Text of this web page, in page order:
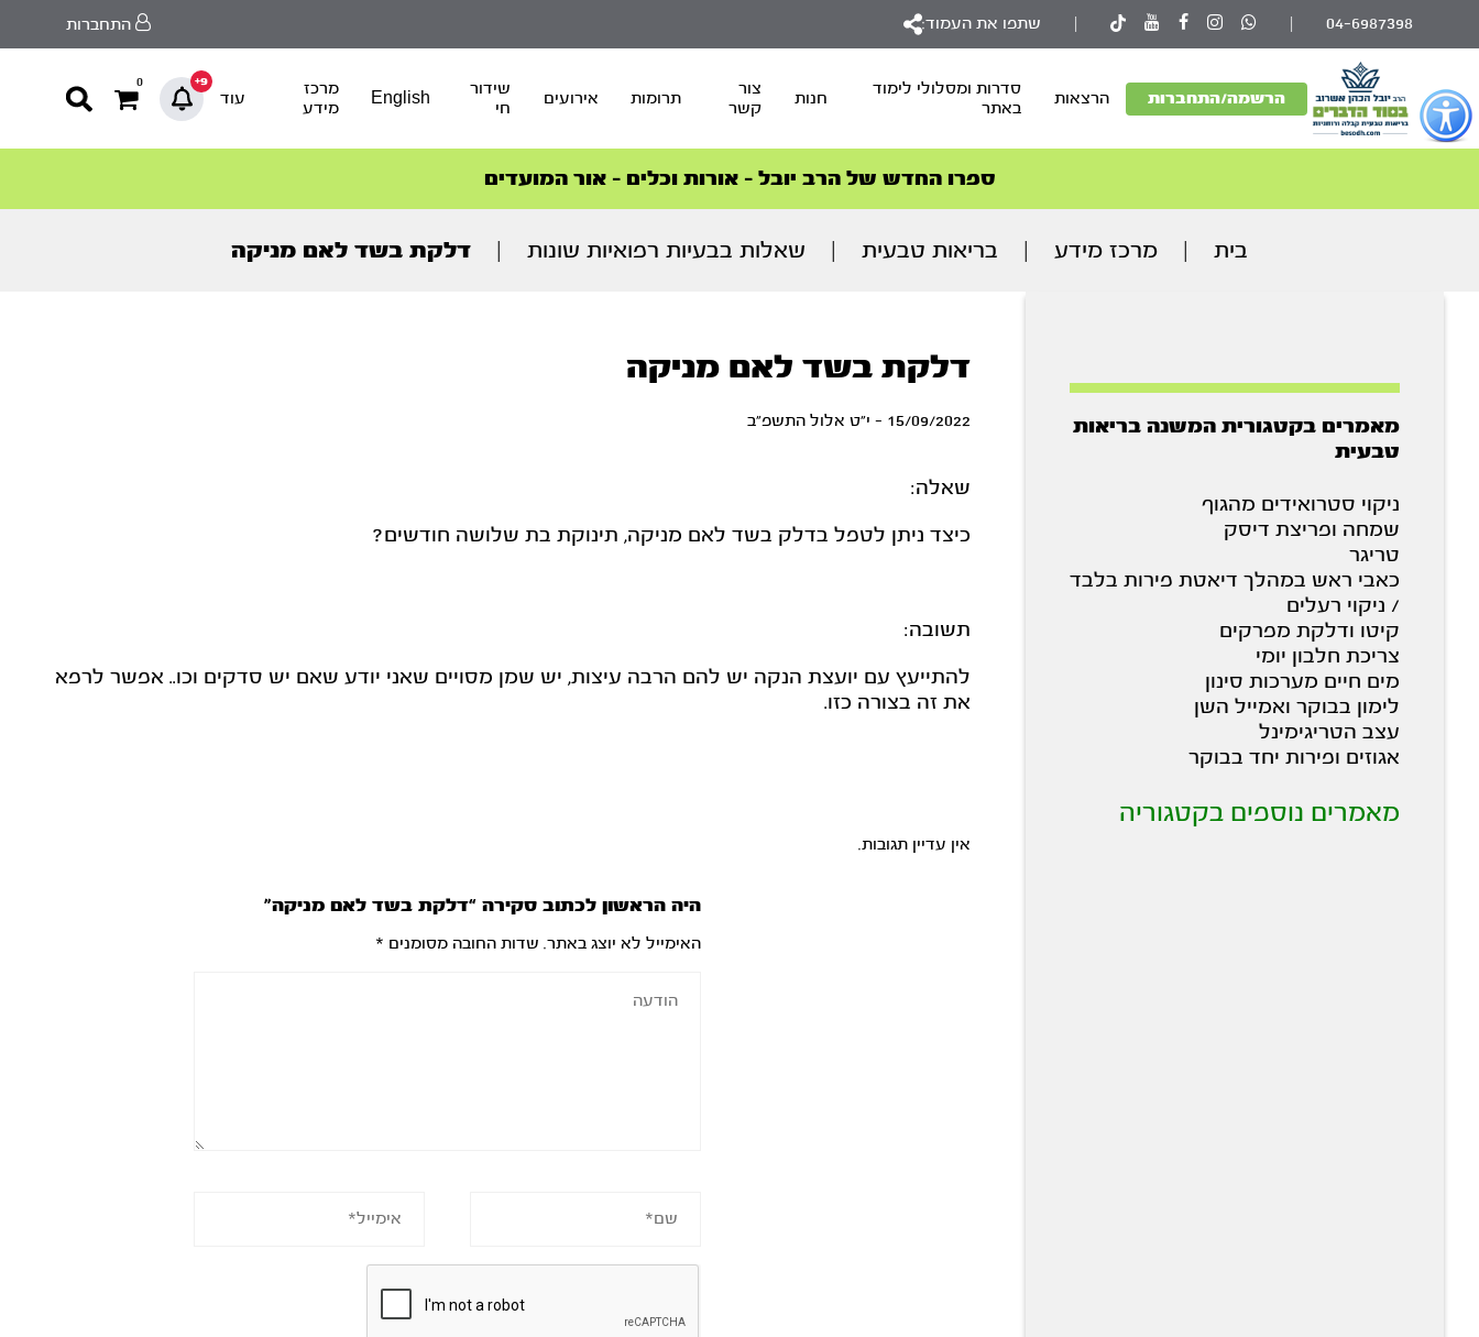
כפתור
לפתיחת
תפריט
נגישות
04-6987398 שתפו את העמוד: התחברות
הרשמה/התחברות הרצאות
סדרות ומסלולי לימוד
באתר
חנות
צור
קשר
תרומות אירועים
שידור
חי
English
מרכז
מידע
עוד
9+
0
סדרות הפודקאסטים
הסדרה המובילה החודש – דרך המלך
ספרו החדש של הרב יובל – אורות וכלים – אור המועדים
הצטרפו למהפכת הבריאות הטבעית >
סדרות הפודקאסטים
הסדרה המובילה החודש – דרך המלך
בית מרכז מידע בריאות טבעית שאלות בבעיות רפואיות שונות דלקת בשד לאם מניקה
מאמרים בקטגורית המשנה בריאות
טבעית
ניקוי סטרואידים מהגוף
שמחה ופריצת דיסק
טריגר
כאבי ראש במהלך דיאטת פירות בלבד
/ ניקוי רעלים
קיטו ודלקת מפרקים
צריכת חלבון יומי
מים חיים מערכות סינון
לימון בבוקר ואמייל השן
עצב הטריגימינל
אגוזים ופירות יחד בבוקר
מאמרים נוספים בקטגוריה
דלקת בשד לאם מניקה
15/09/2022 - י"ט אלול התשפ"ב
שאלה:
כיצד ניתן לטפל בדלק בשד לאם מניקה, תינוקת בת שלושה חודשים?
תשובה:
להתייעץ עם יועצת הנקה יש להם הרבה עיצות, יש שמן מסויים שאני יודע שאם יש סדקים וכו.. אפשר לרפא
את זה בצורה כזו.
אין עדיין תגובות.
היה הראשון לכתוב סקירה “דלקת בשד לאם מניקה”
האימייל לא יוצג באתר. שדות החובה מסומנים *